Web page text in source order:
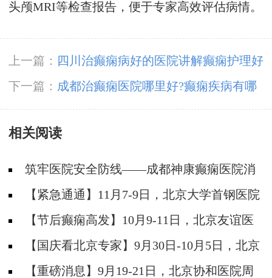
头颅MRI等检查报告，便于专家高效评估病情‌。
上一篇：
四川治癫痫病好的医院讲解癫痫护理好
方法有哪些?
下一篇： 成都治癫痫医院哪里好?癫痫疾病有哪
些症状?
相关阅读
筑牢医院安全防线——成都神康癫痫医院消
防安全培训纪实
【紧急通通】11月7-9日，北京大学首钢医院
神经内科胡颖教授亲临成都会诊，破解癫痫疑难
【节后癫痫高发】10月9-11日，北京友谊医
院陈葵博士免费会诊+治疗援助，破解癫痫难
题！
【国庆看北京专家】9月30日-10月5日，北京
天坛&首钢医院两大专家蓉城亲诊+癫痫大额救
【重磅消息】9月19-21日，北京协和医院周